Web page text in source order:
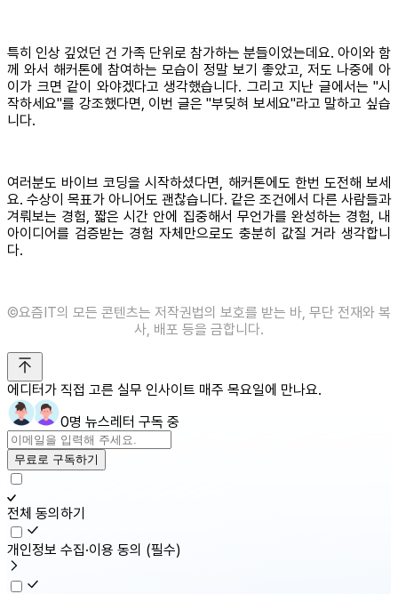
특히 인상 깊었던 건 가족 단위로 참가하는 분들이었는데요. 아이와 함
께 와서 해커톤에 참여하는 모습이 정말 보기 좋았고, 저도 나중에 아
이가 크면 같이 와야겠다고 생각했습니다. 그리고 지난 글에서는 "시
작하세요"를 강조했다면, 이번 글은 "부딪혀 보세요"라고 말하고 싶습
니다.
여러분도 바이브 코딩을 시작하셨다면, 해커톤에도 한번 도전해 보세
요. 수상이 목표가 아니어도 괜찮습니다. 같은 조건에서 다른 사람들과
겨뤄보는 경험, 짧은 시간 안에 집중해서 무언가를 완성하는 경험, 내
아이디어를 검증받는 경험 자체만으로도 충분히 값질 거라 생각합니
다.
©️요즘IT의 모든 콘텐츠는 저작권법의 보호를 받는 바, 무단 전재와 복
사, 배포 등을 금합니다.
에디터가 직접 고른 실무 인사이트 매주 목요일에 만나요.
0명 뉴스레터 구독 중
무료로 구독하기
전체 동의하기
개인정보 수집·이용 동의 (필수)